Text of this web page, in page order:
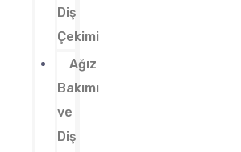
Diş
Çekimi
Ağız
Bakımı
ve
Diş